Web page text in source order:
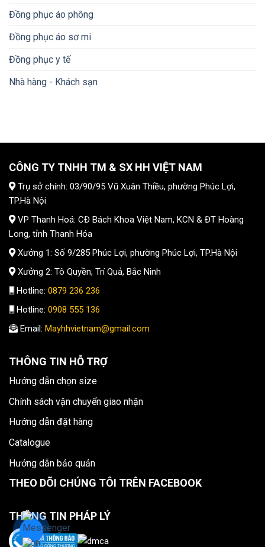
Đồng phục áo phông
Đồng phục áo sơ mi
Đồng phục y tế
Nhà hàng - Khách sạn
CÔNG TY TNHH TM & SX HH VIỆT NAM
Trụ sở chính: 03/90/95 Vũ Xuân Thiều, phường Phúc Lợi,
TP.Hà Nội
VP Thanh Hoá: CĐ Bách Khoa Việt Nam, KCN & ĐT Hoàng
Long, tỉnh Thanh Hóa
Xưởng 1: Số 9/285 Phúc Lợi, phường Phúc Lợi, TP.Hà Nội
Xưởng 2: Tô Quyền, Trí Quả, Bắc Ninh
Hotline: 0879 236 236
Hotline: 0908 555 136
Email: Mayhhvietnam@gmail.com
THÔNG TIN HỖ TRỢ
Hướng dẫn chọn size
Chính sách vận chuyển giao nhận
Hướng dẫn đặt hàng
Catalogue
Hướng dẫn bảo quản
THEO DÕI CHÚNG TÔI TRÊN FACEBOOK
THÔNG TIN PHÁP LÝ